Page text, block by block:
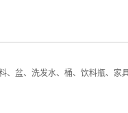
、盆、洗发水、桶、饮料瓶、家